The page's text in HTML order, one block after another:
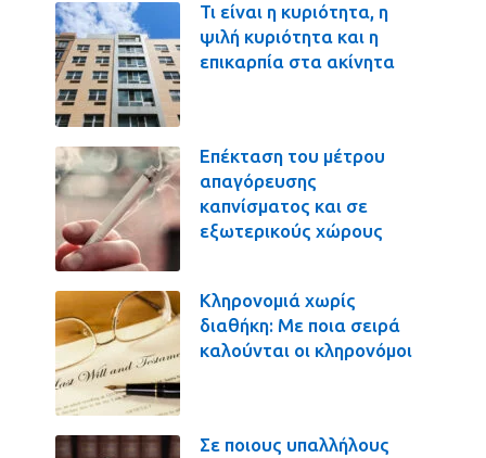
Τι είναι η κυριότητα, η
ψιλή κυριότητα και η
επικαρπία στα ακίνητα
Επέκταση του μέτρου
απαγόρευσης
καπνίσματος και σε
εξωτερικούς χώρους
Κληρονομιά χωρίς
διαθήκη: Με ποια σειρά
καλούνται οι κληρονόμοι
Σε ποιους υπαλλήλους